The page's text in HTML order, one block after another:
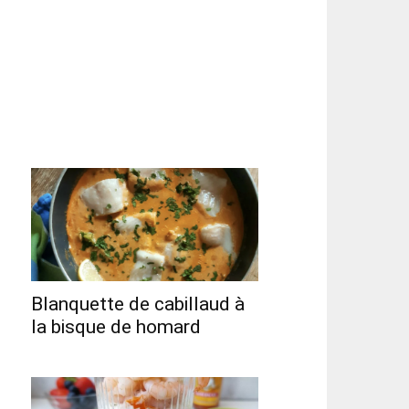
Blanquette de cabillaud à
la bisque de homard